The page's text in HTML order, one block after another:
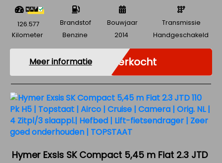
126.577
Kilometer
Brandstof
Benzine
Bouwjaar
2014
Transmissie
Handgeschakeld
Meer informatie Verkocht
Hymer Exsis SK Compact 5,45 m Fiat 2.3 JTD